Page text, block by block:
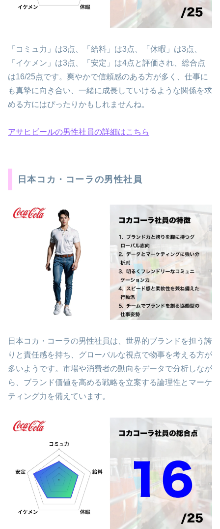
「コミュ力」は3点、「給料」は3点、「休暇」は3点、
「イケメン」は3点、「安定」は4点と評価され、総合点
は16/25点です。爽やかで信頼感のある方が多く、仕事に
も真摯に向き合い、一緒に成長していけるような関係を求
める方にはぴったりかもしれませんね。
アサヒビールの男性社員の詳細はこちら
日本コカ・コーラの男性社員
日本コカ・コーラの男性社員は、世界的ブランドを担う誇
りと責任感を持ち、グローバルな視点で物事を考える方が
多いようです。市場や消費者の動向をデータで分析しなが
ら、ブランド価値を高める戦略を立案する論理性とマーケ
ティング力を備えています。